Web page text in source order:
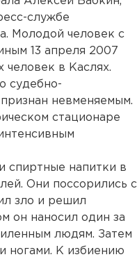
службе
Молодой человек с
13 апреля 2007
человек в Каслях.
судебно-
невменяемым.
стационаре
спиртные напитки в
Они поссорились с
зло и решил
он наносил один за
людям. Затем
ногами. К избиению